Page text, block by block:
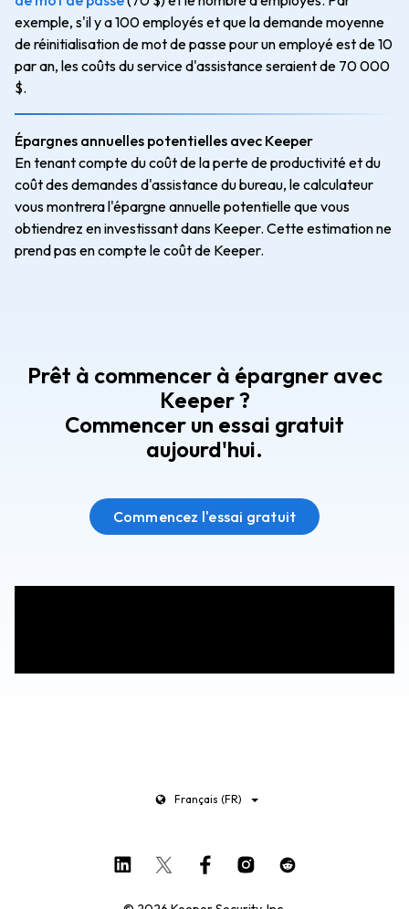
exemple, s'il y a 100 employés et que la demande moyenne
de réinitialisation de mot de passe pour un employé est de 10
par an, les coûts du service d'assistance seraient de 70 000
$.
Épargnes annuelles potentielles avec Keeper
En tenant compte du coût de la perte de productivité et du
coût des demandes d'assistance du bureau, le calculateur
vous montrera l'épargne annuelle potentielle que vous
obtiendrez en investissant dans Keeper. Cette estimation ne
prend pas en compte le coût de Keeper.
Prêt à commencer à épargner avec
Keeper ?
Commencer un essai gratuit
aujourd'hui.
Commencez l'essai gratuit
Français (FR)